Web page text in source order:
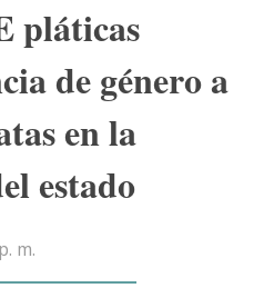
pláticas
de género a
en la
estado
m.